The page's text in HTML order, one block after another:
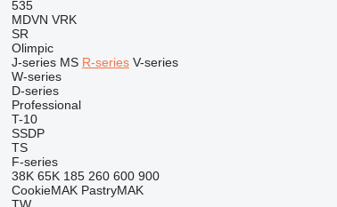
535
MDVN VRK
SR
Olimpic
J-series MS R-series V-series
W-series
D-series
Professional
T-10
SSDP
TS
F-series
38K 65K 185 260 600 900
CookieMAK PastryMAK